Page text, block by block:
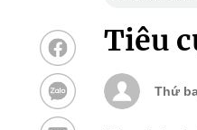
Tiêu
Thứ